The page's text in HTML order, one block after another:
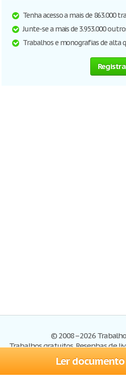
Ler
Tenha acesso a mais de 863.000
Junte-se a mais de 3.953.000
Trabalhos e monografias de alta
© 2008–2026
Trabalhos gratuitos, Resenhas de